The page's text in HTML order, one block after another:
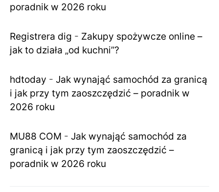
poradnik w 2026 roku
Registrera dig - Zakupy spożywcze online –
jak to działa „od kuchni”?
hdtoday - Jak wynająć samochód za granicą
i jak przy tym zaoszczędzić – poradnik w
2026 roku
MU88 COM - Jak wynająć samochód za
granicą i jak przy tym zaoszczędzić –
poradnik w 2026 roku